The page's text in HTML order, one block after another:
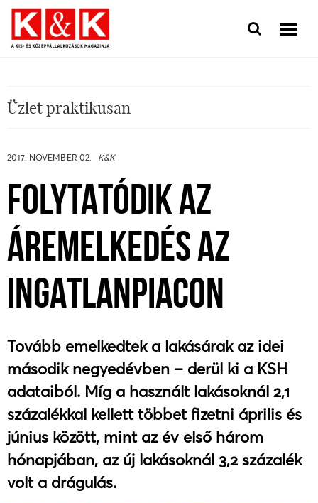
Üzlet praktikusan
2017. NOVEMBER 02. K&K
FOLYTATÓDIK AZ
ÁREMELKEDÉS AZ
INGATLANPIACON
Tovább emelkedtek a lakásárak az idei
második negyedévben – derül ki a KSH
adataiból. Míg a használt lakásoknál 2,1
százalékkal kellett többet fizetni április és
június között, mint az év első három
hónapjában, az új lakásoknál 3,2 százalék
volt a drágulás.